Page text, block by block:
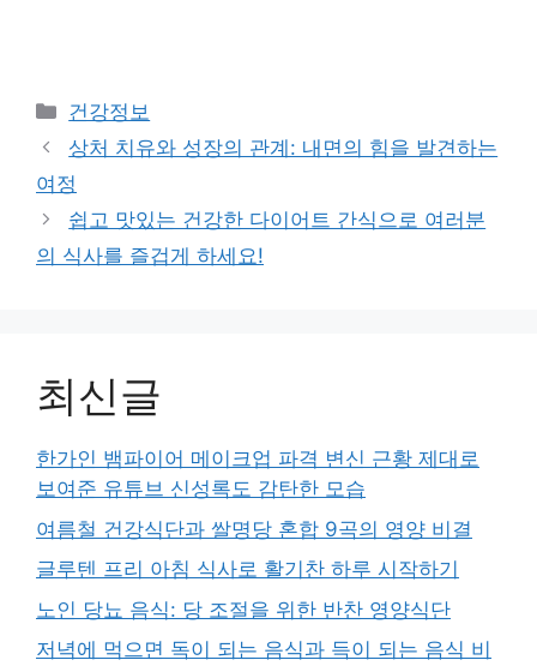
Categories
건강정보
상처 치유와 성장의 관계: 내면의 힘을 발견하는
여정
쉽고 맛있는 건강한 다이어트 간식으로 여러분
의 식사를 즐겁게 하세요!
최신글
한가인 뱀파이어 메이크업 파격 변신 근황 제대로
보여준 유튜브 신성록도 감탄한 모습
여름철 건강식단과 쌀명당 혼합 9곡의 영양 비결
글루텐 프리 아침 식사로 활기찬 하루 시작하기
노인 당뇨 음식: 당 조절을 위한 반찬 영양식단
저녁에 먹으면 독이 되는 음식과 득이 되는 음식 비